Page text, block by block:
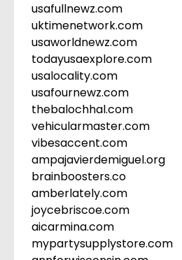
usafullnewz.com
uktimenetwork.com
usaworldnewz.com
todayusaexplore.com
usalocality.com
usafournewz.com
thebalochhal.com
vehicularmaster.com
vibesaccent.com
ampajavierdemiguel.org
brainboosters.co
amberlately.com
joycebriscoe.com
aicarmina.com
mypartysupplystore.com